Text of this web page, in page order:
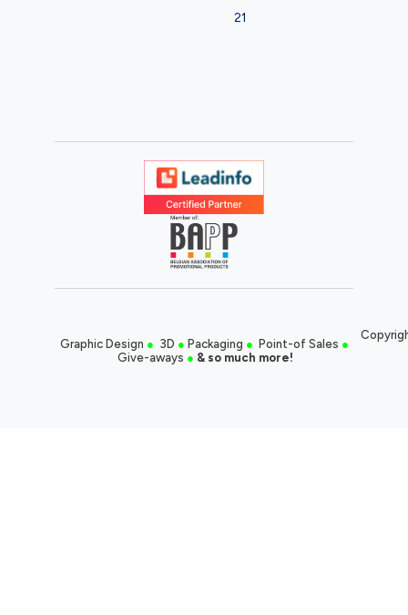
21
Graphic Design ● 3D ● Packaging ● Point-of Sales ●
Give-aways ● & so much more!